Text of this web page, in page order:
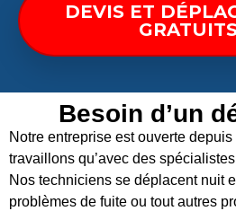
DEVIS ET
Besoin d’un
Notre entreprise est ouverte
travaillons qu’avec des
Nos techniciens se déplacent nuit
problèmes de fuite ou tout autres